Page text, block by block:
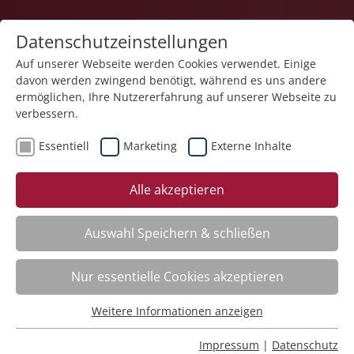
Qualifizierung zur Betreuungsassistenz
mit Zusatzqualifikation nach QN 2 Pflege
Datenschutzeinstellungen
Auf unserer Webseite werden Cookies verwendet. Einige
davon werden zwingend benötigt, während es uns andere
ermöglichen, Ihre Nutzererfahrung auf unserer Webseite zu
verbessern.
Essentiell Marketing Externe Inhalte
Alle akzeptieren
Auswahl Speichern & schließen
Nur essentielle Cookies akzeptieren
Essentielle Cookies werden für grundlegende Funktionen
Weitere Informationen anzeigen
Impressum | Datenschutz